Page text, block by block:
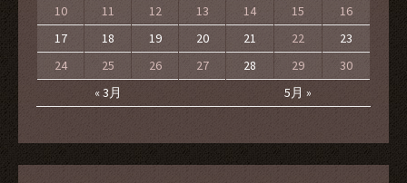
« 3月 5月 »
10
11 12 13 14 15
16
17
18 19 20 21 22
23
24
25 26 27 28 29 30